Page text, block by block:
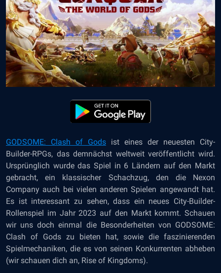
GODSOME: Clash of Gods ist eines der neuesten City-
Builder-RPGs, das demnächst weltweit veröffentlicht wird.
Ursprünglich wurde das Spiel in 6 Ländern auf den Markt
gebracht, ein klassischer Schachzug, den die Nexon
Company auch bei vielen anderen Spielen angewandt hat.
Es ist interessant zu sehen, dass ein neues City-Builder-
Rollenspiel im Jahr 2023 auf den Markt kommt. Schauen
wir uns doch einmal die Besonderheiten von GODSOME:
Clash of Gods zu bieten hat, sowie die faszinierenden
Spielmechaniken, die es von seinen Konkurrenten abheben
(wir schauen dich an, Rise of Kingdoms).